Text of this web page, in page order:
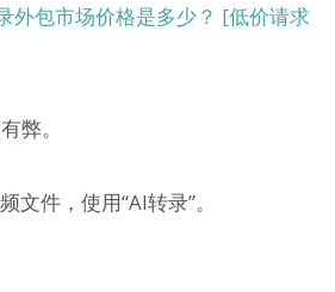
外包市场价格是多少？ [低价请求
弊。
文件，使用“AI转录”。